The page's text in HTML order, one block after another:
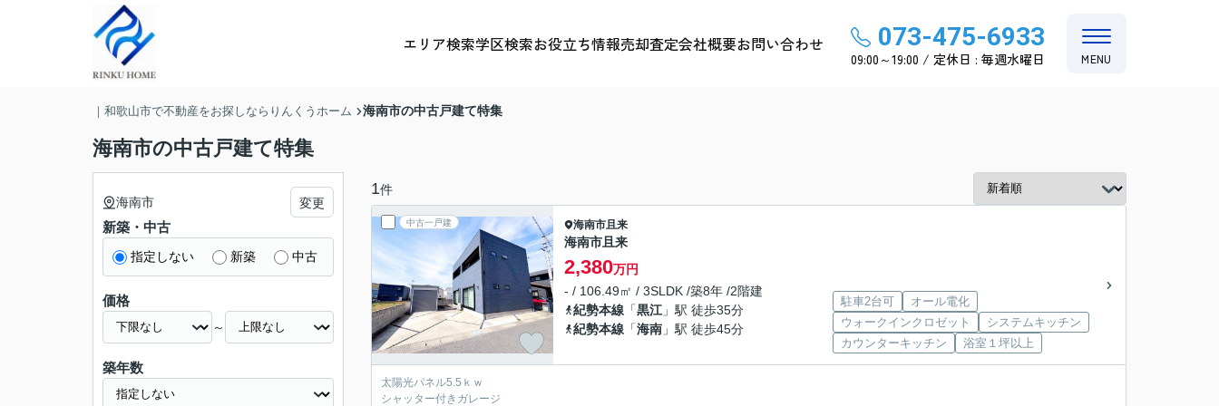
エリア検索学区検索お役立ち情報売却査定会社概要お問い合わせ 073-475-6933
09:00～19:00 / 定休日 : 毎週水曜日 MENU
｜和歌山市で不動産をお探しならりんくうホーム 海南市の中古戸建て特集
海南市の中古戸建て特集
1件
中古一戸建 海南市且来
海南市且来
2,380万円
- / 106.49㎡ / 3SLDK /築8年 /2階建
紀勢本線 「黒江 」駅 徒歩35分
紀勢本線 「海南 」駅 徒歩45分
駐車2台可
オール電化
ウォークインクロゼット
システムキッチン
カウンターキッチン
浴室１坪以上
太陽光パネル5.5ｋｗ
シャッター付きガレージ
海南市 変更
新築・中古
指定しない 新築 中古
価格
～
築年数